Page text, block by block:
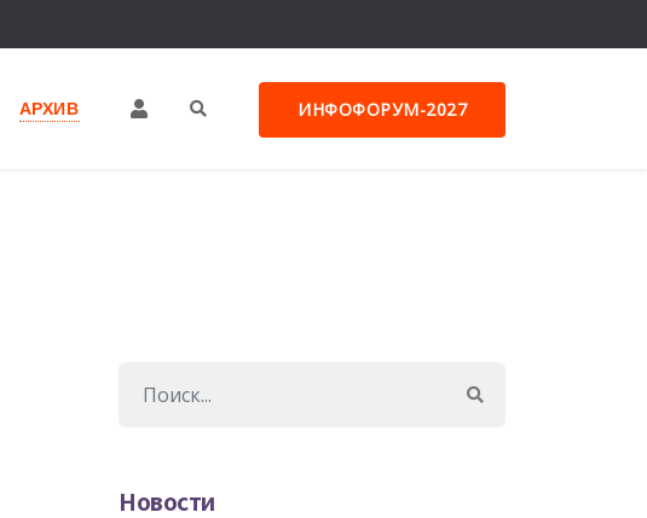
АРХИВ ИНФОФОРУМ-2027
Новости